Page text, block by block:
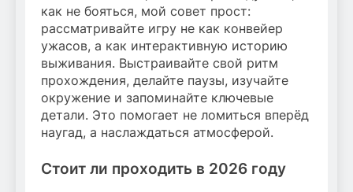
как не бояться, мой совет прост:
рассматривайте игру не как конвейер
ужасов, а как интерактивную историю
выживания. Выстраивайте свой ритм
прохождения, делайте паузы, изучайте
окружение и запоминайте ключевые
детали. Это помогает не ломиться вперёд
наугад, а наслаждаться атмосферой.
Стоит ли проходить в 2026 году